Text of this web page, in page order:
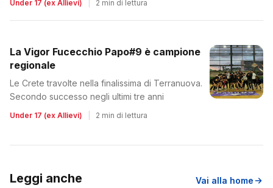
Under 17 (ex Allievi) 2 min di lettura
La Vigor Fucecchio Papo#9 è campione
regionale
Le Crete travolte nella finalissima di Terranuova.
Secondo successo negli ultimi tre anni
Under 17 (ex Allievi) 2 min di lettura
Leggi anche Vai alla home